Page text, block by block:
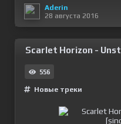
Aderin
28 августа 2016
Scarlet Horizon -
556
Новые треки